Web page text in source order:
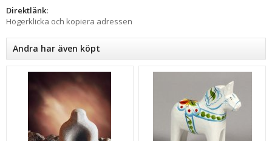
Direktlänk:
Högerklicka och kopiera adressen
Andra har även köpt